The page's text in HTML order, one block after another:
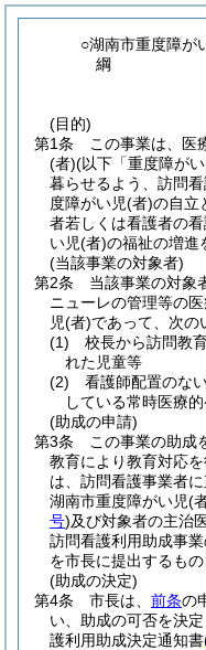
○湖南市重度障が
綱
(目的)
第1条
この事業は、医
(者)(以下「重度障がい
暮らせるよう、訪問
度障がい児(者)の自立
者若しくは看護者の
い児(者)の福祉の増進
(当該事業の対象者)
第2条
当該事業の対象
ニューレの管理等の
児(者)であって、次の
(1)
校長から訪問教
れた児童等
(2)
看護師配置のな
している常時医療
(助成の申請)
第3条
この事業の助成
教育により教育対応
は、訪問看護事業者
湖南市重度障がい児(
号)及び対象者の主治
訪問看護利用助成事
を市長に提出するもの
(助成の決定)
第4条
市長は、 前条の
い、助成の可否を決
護利用助成決定通知書